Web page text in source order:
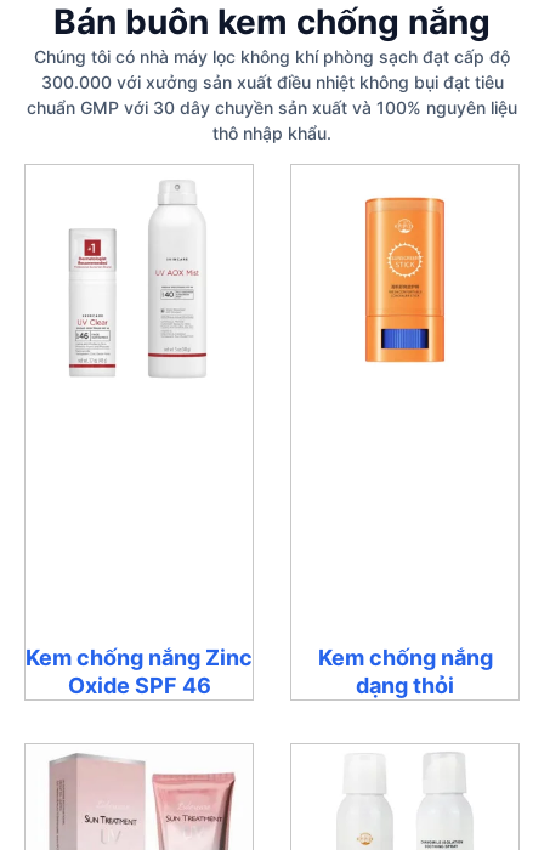
Bán buôn kem chống nắng
Chúng tôi có nhà máy lọc không khí phòng sạch đạt cấp độ
300.000 với xưởng sản xuất điều nhiệt không bụi đạt tiêu
chuẩn GMP với 30 dây chuyền sản xuất và 100% nguyên liệu
thô nhập khẩu.
Kem chống nắng Zinc
Oxide SPF 46
Kem chống nắng
dạng thỏi